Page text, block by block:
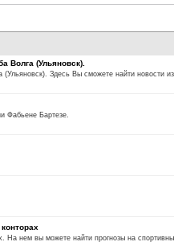
Волга (Ульяновск).
(Ульяновск). Здесь Вы сможете найти
Фабьене Бартезе.
На нем вы можете найти прогнозы на